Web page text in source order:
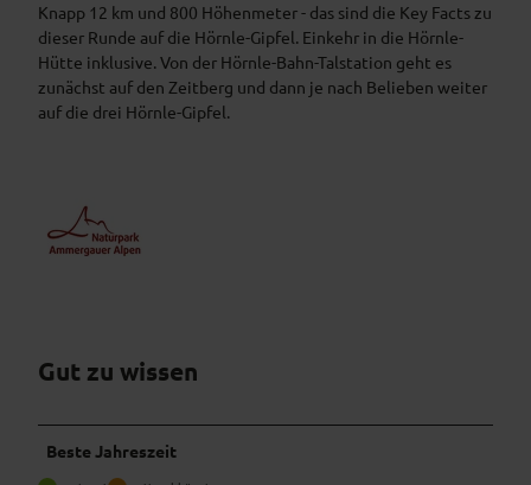
Knapp 12 km und 800 Höhenmeter - das sind die Key Facts zu
dieser Runde auf die Hörnle-Gipfel. Einkehr in die Hörnle-
Hütte inklusive. Von der Hörnle-Bahn-Talstation geht es
zunächst auf den Zeitberg und dann je nach Belieben weiter
auf die drei Hörnle-Gipfel.
Gut zu wissen
Beste Jahreszeit